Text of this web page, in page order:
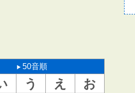
50音順
う え
お